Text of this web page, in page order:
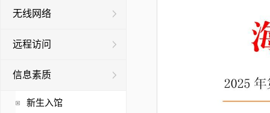
无线网络
远程访问
信息素质
新生入馆